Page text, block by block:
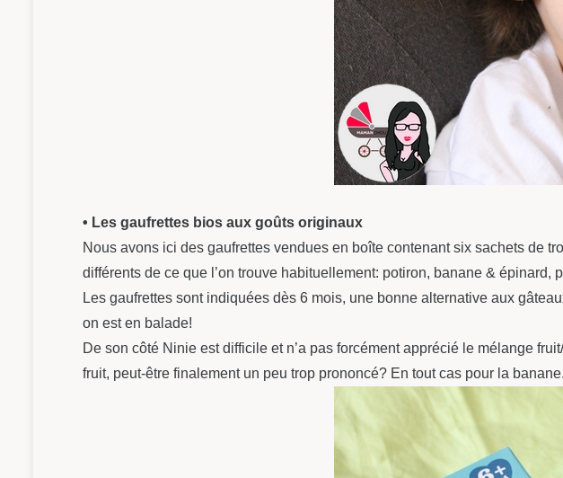
• Les gaufrettes bios aux goûts originaux
Nous avons ici des gaufrettes vendues en boîte contenant six sachets de
différents de ce que l’on trouve habituellement: potiron, banane & épinard,
Les gaufrettes sont indiquées dès 6 mois, une bonne alternative aux
on est en balade!
De son côté Ninie est difficile et n’a pas forcément apprécié le mélange
fruit, peut-être finalement un peu trop prononcé? En tout cas pour la